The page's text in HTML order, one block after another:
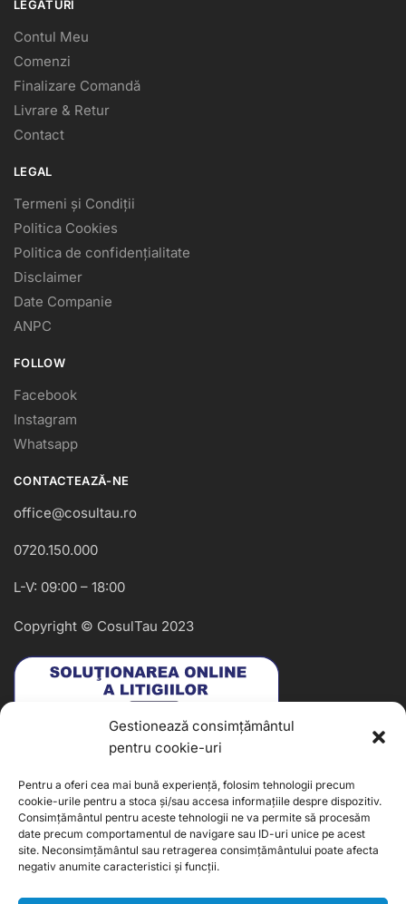
Gestionează consimțământul
pentru cookie-uri
Pentru a oferi cea mai bună experiență, folosim tehnologii precum
cookie-urile pentru a stoca și/sau accesa informațiile despre dispozitiv.
Consimțământul pentru aceste tehnologii ne va permite să procesăm
date precum comportamentul de navigare sau ID-uri unice pe acest
site. Neconsimțământul sau retragerea consimțământului poate afecta
negativ anumite caracteristici și funcții.
LEGĂTURI
Contul Meu
Comenzi
Finalizare Comandă
Livrare & Retur
Contact
LEGAL
Termeni și Condiții
Politica Cookies
Politica de confidențialitate
Disclaimer
Date Companie
ANPC
FOLLOW
Facebook
Instagram
Whatsapp
CONTACTEAZĂ-NE
office@cosultau.ro
0720.150.000
L-V: 09:00 – 18:00
Copyright © CosulTau 2023